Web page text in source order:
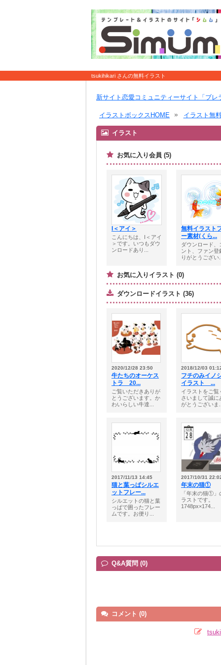
tsukihikari さんの無料イラスト
新サイト恋愛コミュニティーサイト「ブレ
イラストボックスHOME イラスト無
イラスト
お気に入り会員 (5)
I＜アイ＞
こんにちは、I＜アイ
＞です。いつもダウ
ンロードあり...
無料イラスト
ー素材(くら...
ダウンロード、
ント、ファン登
りがとうござい
お気に入りイラスト (0)
ダウンロードイラスト (36)
2020/12/28 23:50
牛たちのオーケス
トラ 20...
ご覧いただきありが
とうございます。か
わいらしい牛達...
2018/12/03
フチのみイノ
イラスト ...
イラストをご覧
さいまして誠に
がとうございま
2017/11/13 14:45
猫と葉っぱシルエ
ットフレー...
シルエットの猫と葉
っぱで囲ったフレー
ムです。お便り...
2017/10/31
年末の猫①
「年末の猫①」
ラストです。
1748px×174...
Q&A質問 (0)
コメント (0)